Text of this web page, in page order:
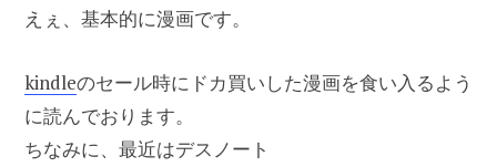
えぇ、基本的に漫画です。
kindleのセール時にドカ買いした漫画を食い入るよう
に読んでおります。
ちなみに、最近はデスノート